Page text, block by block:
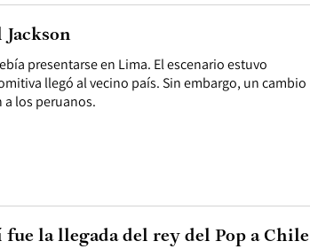
presentarse en Lima. El escenario estuvo
llegó al vecino país. Sin embargo, un cambio
los peruanos.
Jackson
la llegada del rey del Pop a Chile